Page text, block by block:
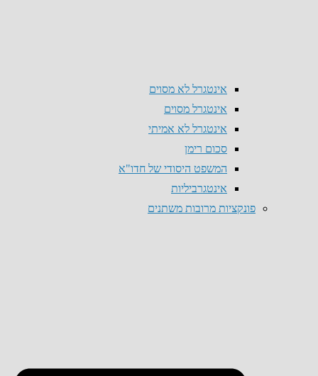
אינטגרל לא מסוים
אינטגרל מסוים
אינטגרל לא אמיתי
סכום רימן
המשפט היסודי של חדו"א
אינטגרביליות
פונקציות מרובות משתנים